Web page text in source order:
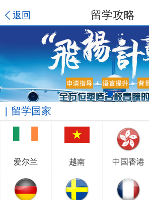
返回 留学攻略
留学国家
爱尔兰 越南 中国香港